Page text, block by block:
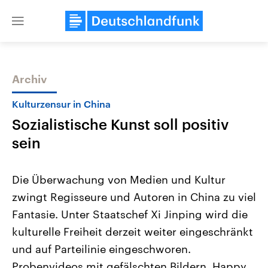
Close
Themen
Landtagswahl Sachsen-Anhalt
2026
Alle Informationen
Sachsen-Anhalt wählt am 6.
September 2026 einen neuen
Landtag. Seit 2021 wird das
Bundesland von einer Koalition aus
USA
Aktuelle Beiträge,
Hintergründe
Wirtschaftlich und
gehören die Vereinigten
den mächtigsten Ländern
mit großem Einfluss auf
Archiv
Kulturzensur in China
Sozialistische Kunst soll positiv
sein
Die Überwachung von Medien und Kultur
zwingt Regisseure und Autoren in China zu viel
Fantasie. Unter Staatschef Xi Jinping wird die
kulturelle Freiheit derzeit weiter eingeschränkt
und auf Parteilinie eingeschworen.